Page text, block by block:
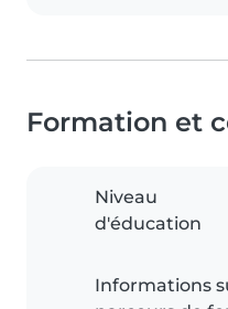
Formation et
Niveau
d'éducation
Informations